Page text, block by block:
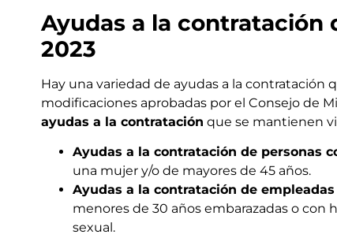
Ayudas a la
2023
Hay una variedad de ayudas a la contratación
modificaciones aprobadas por el Consejo de
ayudas a la contratación que se mantienen
Ayudas a la contratación de personas
una mujer y/o de mayores de 45 años.
Ayudas a la contratación de
menores de 30 años embarazadas o con
sexual.